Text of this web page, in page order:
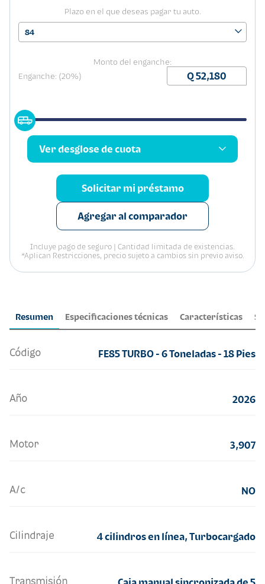
Resumen Especificaciones técnicas Características
Código FE85 TURBO - 6 Toneladas - 18 Pies
Año 2026
Motor 3,907
A/c NO
Cilindraje 4 cilindros en línea, Turbocargado
Transmisión
Plazo en el que deseas pagar tu auto.
84
Monto del enganche:
Enganche: (20%)
Ver desglose de cuota
Solicitar mi préstamo
Agregar al comparador
Incluye pago de seguro | Cantidad limitada de existencias.
*Aplican Restricciones, precio sujeto a cambios sin previo aviso.